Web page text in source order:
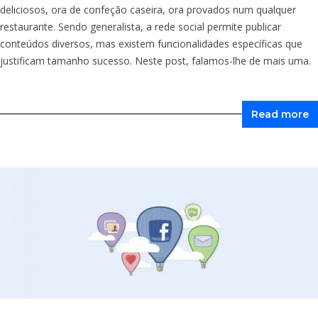
deliciosos, ora de confeção caseira, ora provados num qualquer
restaurante. Sendo generalista, a rede social permite publicar
conteúdos diversos, mas existem funcionalidades específicas que
justificam tamanho sucesso. Neste post, falamos-lhe de mais uma.
Read more